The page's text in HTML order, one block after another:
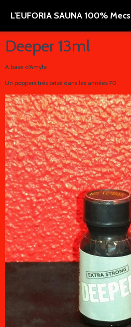
L'EUFORIA SAUNA 100% Mecs
Deeper 13ml
A base d'Amyle
Un poppers très prisé dans les années 70